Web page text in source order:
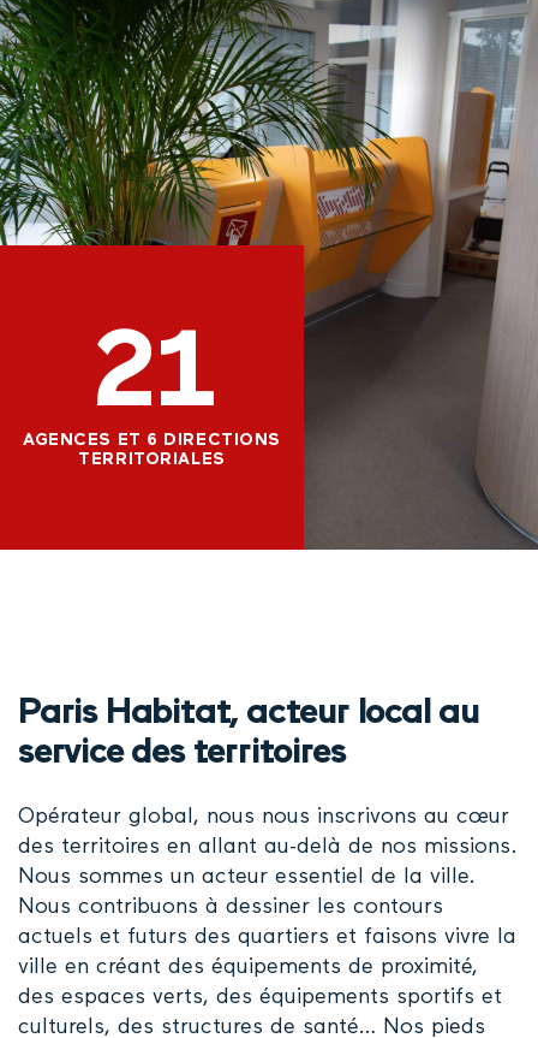
21
AGENCES ET 6 DIRECTIONS
TERRITORIALES
Paris Habitat, acteur local au
service des territoires
Opérateur global, nous nous inscrivons au cœur
des territoires en allant au-delà de nos missions.
Nous sommes un acteur essentiel de la ville.
Nous contribuons à dessiner les contours
actuels et futurs des quartiers et faisons vivre la
ville en créant des équipements de proximité,
des espaces verts, des équipements sportifs et
culturels, des structures de santé… Nos pieds